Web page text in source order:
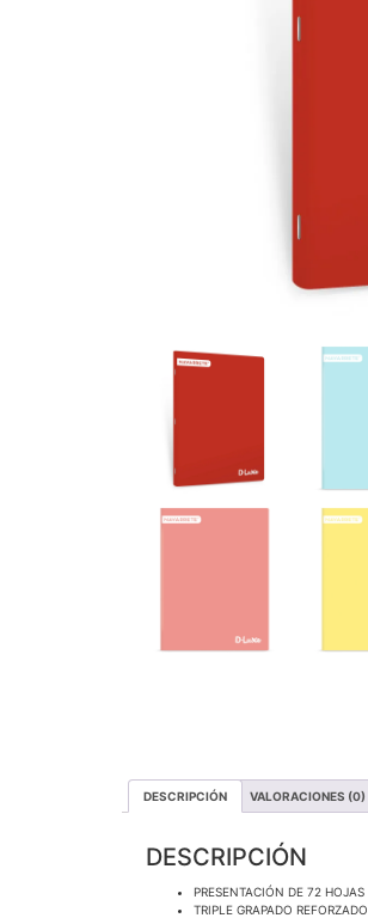
DESCRIPCIÓN VALORACIONES (0)
DESCRIPCIÓN
PRESENTACIÓN DE 72 HOJAS
TRIPLE GRAPADO REFORZADO